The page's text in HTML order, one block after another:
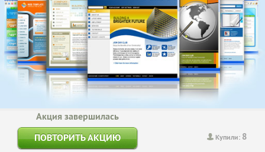
Купили: 8
Акция завершилась
ПОВТОРИТЬ АКЦИЮ